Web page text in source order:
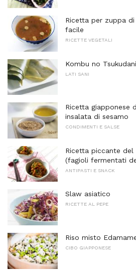
Ricetta per zuppa
facile
RICETTE VEGETALI
Kombu no Tsukudani
LATI SANI
Ricetta giapponese
insalata di sesamo
CONDIMENTI E SALSE
Ricetta piccante
(fagioli fermentati
ANTIPASTI E SNACK
Slaw asiatico
RICETTE AL PEPE
Riso misto
CIBO GIAPPONESE